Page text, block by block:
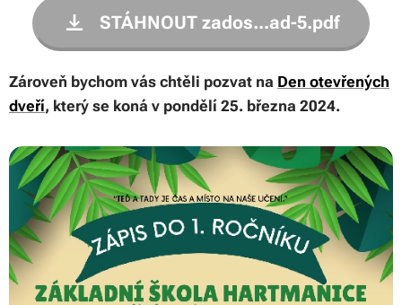
STÁHNOUT zados...ad-5.pdf
Zároveň bychom vás chtěli pozvat na Den otevřených
dveří, který se koná v pondělí 25. března 2024.